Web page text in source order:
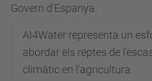
Govern d'Espanya.
AI4Water representa un
abordar els reptes de
climàtic en l'agricultura.